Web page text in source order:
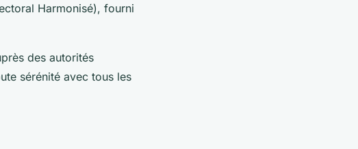
Harmonisé), fourni
des autorités
sérénité avec tous les